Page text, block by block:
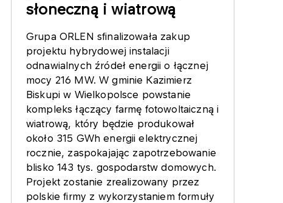
słoneczną i wiatrową
Grupa ORLEN sfinalizowała zakup
projektu hybrydowej instalacji
odnawialnych źródeł energii o łącznej
mocy 216 MW. W gminie Kazimierz
Biskupi w Wielkopolsce powstanie
kompleks łączący farmę fotowoltaiczną i
wiatrową, który będzie produkował
około 315 GWh energii elektrycznej
rocznie, zaspokajając zapotrzebowanie
blisko 143 tys. gospodarstw domowych.
Projekt zostanie zrealizowany przez
polskie firmy z wykorzystaniem formuły